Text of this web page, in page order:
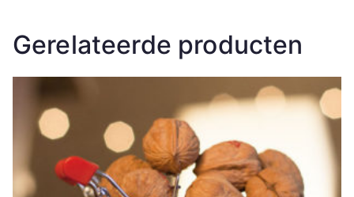
Gerelateerde producten